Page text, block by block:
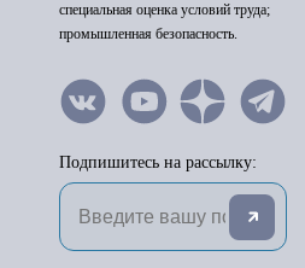
специальная оценка условий труда;
промышленная безопасность.
Подпишитесь на рассылку: